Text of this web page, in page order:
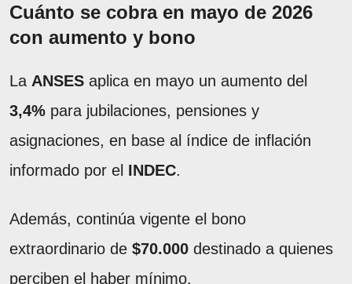
Cuánto se cobra en mayo de 2026
con aumento y bono
La ANSES aplica en mayo un aumento del
3,4% para jubilaciones, pensiones y
asignaciones, en base al índice de inflación
informado por el INDEC.
Además, continúa vigente el bono
extraordinario de $70.000 destinado a quienes
perciben el haber mínimo.